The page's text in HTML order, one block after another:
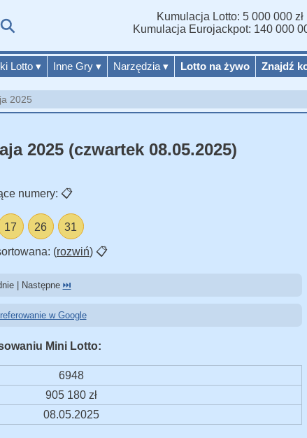
Lotto ▾ Inne Gry ▾ Narzędzia ▾ Lotto na żywo Znajdź
Kumulacja Lotto: 5 000 000 zł
Kumulacja Eurojackpot: 140 000
2025
2025 (czwartek 08.05.2025)
numery: 📋
17 26 31
(rozwiń) 📋
| Następne ⏭️
w Google
Mini Lotto:
6948
905 180 zł
08.05.2025